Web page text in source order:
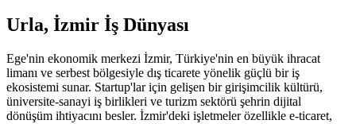
Urla, İzmir İş Dünyası
Ege'nin ekonomik merkezi İzmir, Türkiye'nin en büyük ihracat
limanı ve serbest bölgesiyle dış ticarete yönelik güçlü bir iş
ekosistemi sunar. Startup'lar için gelişen bir girişimcilik kültürü,
üniversite-sanayi iş birlikleri ve turizm sektörü şehrin dijital
dönüşüm ihtiyacını besler. İzmir'deki işletmeler özellikle e-ticaret,